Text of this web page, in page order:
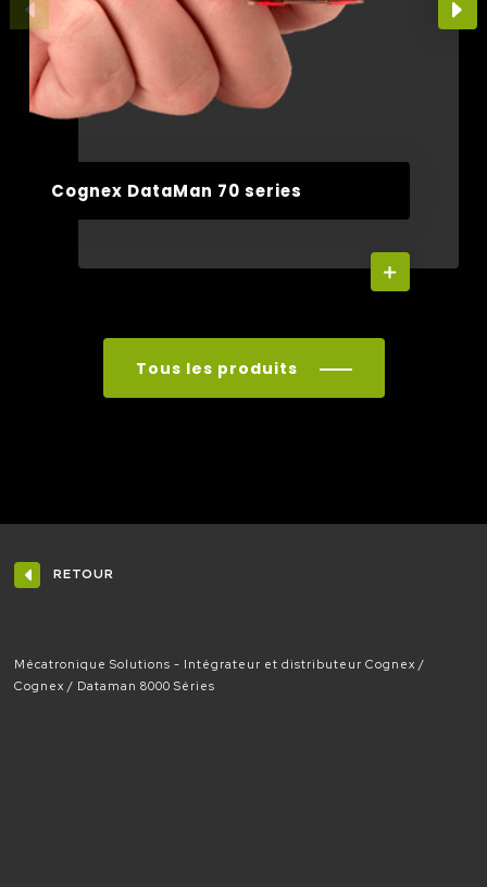
Cognex DataMan 70 series
Tous les produits
RETOUR
Mécatronique Solutions - Intégrateur et distributeur Cognex
Cognex
Dataman 8000 Séries